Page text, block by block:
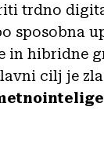
trdno
sposobna
in hibridne
cilj je